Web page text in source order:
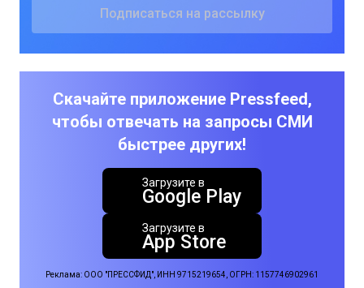
Скачайте приложение Pressfeed,
чтобы отвечать на запросы СМИ
быстрее других!
Загрузите в
Google Play
Загрузите в
App Store
Реклама: ООО "ПРЕССФИД", ИНН 9715219654, ОГРН: 1157746902961